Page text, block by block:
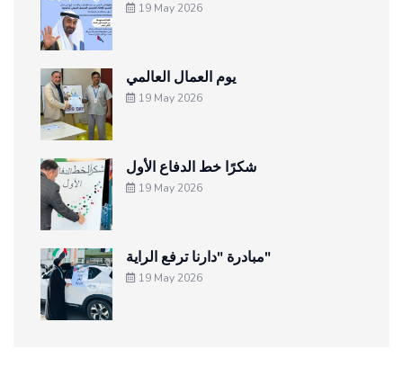
19 May 2026
يوم العمال العالمي
19 May 2026
شكرًا خط الدفاع الأول
19 May 2026
مبادرة "دارنا ترفع الراية"
19 May 2026